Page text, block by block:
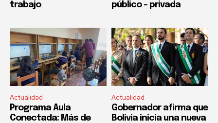
trabajo
público – privada
Actualidad
Programa Aula
Conectada: Más de
Actualidad
Gobernador afirma que
Bolivia inicia una nueva